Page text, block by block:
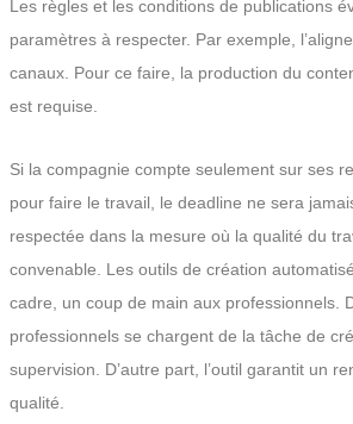
Les règles et les conditions de publications
paramètres à respecter. Par exemple,
canaux. Pour ce faire, la production du
est requise.
Si la compagnie compte seulement sur ses
pour faire le travail, le deadline ne sera
respectée dans la mesure où la qualité du
convenable. Les outils de création
cadre, un coup de main aux professionnels.
professionnels se chargent de la tâche de
supervision. D’autre part, l’outil garantit un
qualité.